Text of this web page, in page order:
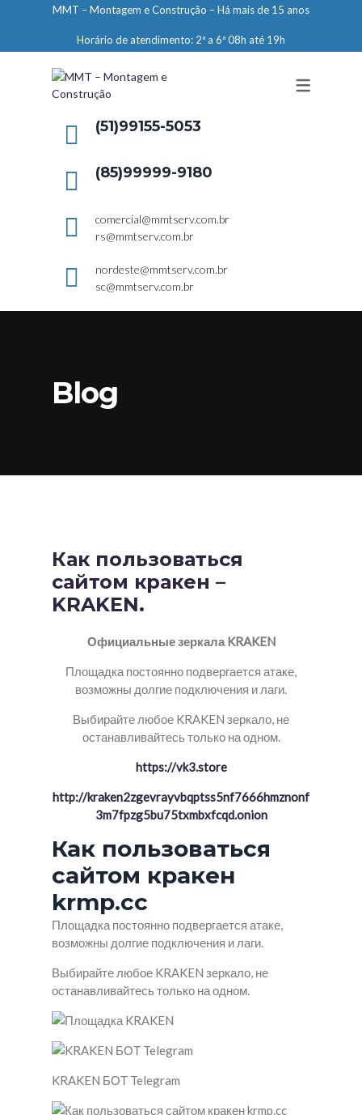
ENGENHARIA
LIMPEZA E CONSERVAÇÃO
MANUTENÇÃO PREDIAL
ELEVADORES – PREPARAÇÃO DE
MMT – Montagem e Construção – Há mais de 15 anos
Horário de atendimento: 2ª a 6ª 08h até 19h
(51)99155-5053
(85)99999-9180
comercial@mmtserv.com.br
rs@mmtserv.com.br
nordeste@mmtserv.com.br
sc@mmtserv.com.br
Blog
Как пользоваться
сайтом кракен –
KRAKEN.
Официальные зеркала KRAKEN
Площадка постоянно подвергается атаке,
возможны долгие подключения и лаги.
Выбирайте любое KRAKEN зеркало, не
останавливайтесь только на одном.
https://vk3.store
http://kraken2zgevrayvbqptss5nf7666hmznonf
3m7fpzg5bu75txmbxfcqd.onion
Как пользоваться
сайтом кракен
krmp.cc
Площадка постоянно подвергается атаке,
возможны долгие подключения и лаги.
Выбирайте любое KRAKEN зеркало, не
останавливайтесь только на одном.
KRAKEN БОТ Telegram